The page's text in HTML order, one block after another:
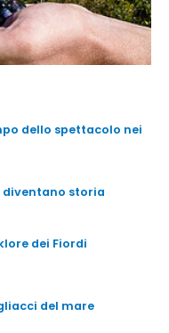
dello spettacolo nei
diventano storia
dei Fiordi
del mare